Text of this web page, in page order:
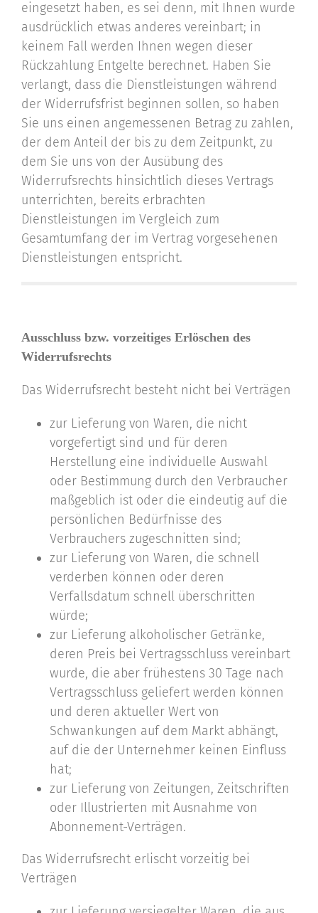
eingesetzt haben, es sei denn, mit Ihnen wurde
ausdrücklich etwas anderes vereinbart; in
keinem Fall werden Ihnen wegen dieser
Rückzahlung Entgelte berechnet. Haben Sie
verlangt, dass die Dienstleistungen während
der Widerrufsfrist beginnen sollen, so haben
Sie uns einen angemessenen Betrag zu zahlen,
der dem Anteil der bis zu dem Zeitpunkt, zu
dem Sie uns von der Ausübung des
Widerrufsrechts hinsichtlich dieses Vertrags
unterrichten, bereits erbrachten
Dienstleistungen im Vergleich zum
Gesamtumfang der im Vertrag vorgesehenen
Dienstleistungen entspricht.
Ausschluss bzw. vorzeitiges Erlöschen des
Widerrufsrechts
Das Widerrufsrecht besteht nicht bei Verträgen
zur Lieferung von Waren, die nicht
vorgefertigt sind und für deren
Herstellung eine individuelle Auswahl
oder Bestimmung durch den Verbraucher
maßgeblich ist oder die eindeutig auf die
persönlichen Bedürfnisse des
Verbrauchers zugeschnitten sind;
zur Lieferung von Waren, die schnell
verderben können oder deren
Verfallsdatum schnell überschritten
würde;
zur Lieferung alkoholischer Getränke,
deren Preis bei Vertragsschluss vereinbart
wurde, die aber frühestens 30 Tage nach
Vertragsschluss geliefert werden können
und deren aktueller Wert von
Schwankungen auf dem Markt abhängt,
auf die der Unternehmer keinen Einfluss
hat;
zur Lieferung von Zeitungen, Zeitschriften
oder Illustrierten mit Ausnahme von
Abonnement-Verträgen.
Das Widerrufsrecht erlischt vorzeitig bei
Verträgen